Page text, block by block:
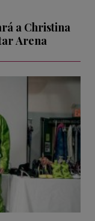
a Christina
Arena